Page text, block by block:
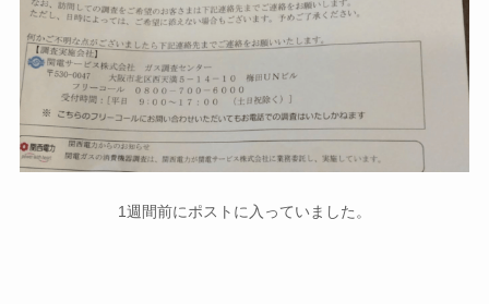
1週間前にポストに入っていました。